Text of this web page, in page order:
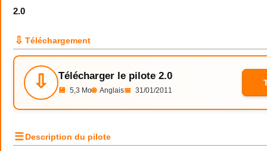
2.0
⇩ Téléchargement
⇩ Télécharger le pilote 2.0
💾 5,3 Mo🌐 Anglais📅 31/01/2011
☰Description du pilote